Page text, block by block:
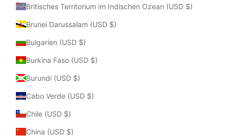
Britisches Territorium im Indischen Ozean (USD $)
Brunei Darussalam (USD $)
Bulgarien (USD $)
Burkina Faso (USD $)
Burundi (USD $)
Cabo Verde (USD $)
Chile (USD $)
China (USD $)